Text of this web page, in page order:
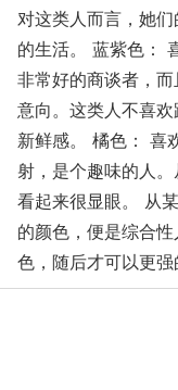
对这类人而言，她
的生活。 蓝紫色：
非常好的商谈者，
意向。这类人不喜
新鲜感。 橘色： 喜
射，是个趣味的人
看起来很显眼。 从
的颜色，便是综合
色，随后才可以更强